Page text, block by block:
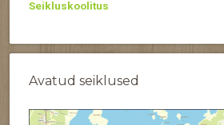
Seikluskoolitus
Avatud seiklused